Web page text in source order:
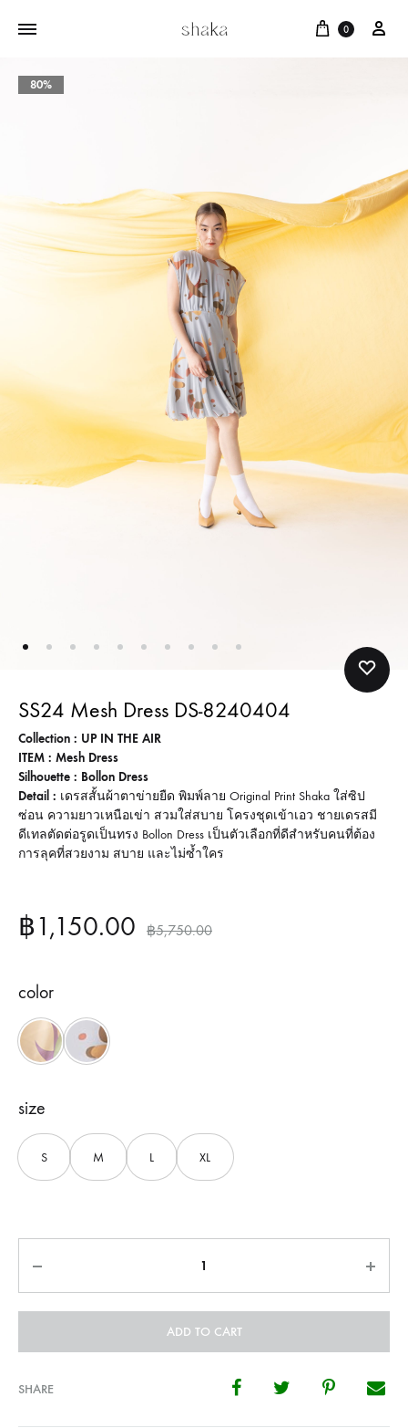
Cart
0
80%
SS24 Mesh Dress DS-8240404
Collection : UP IN THE AIR
ITEM : Mesh Dress
Silhouette : Bollon Dress
Detail : เดรสสั้นผ้าตาข่ายยืด พิมพ์ลาย Original Print Shaka ใส่ซิป
ซ่อน ความยาวเหนือเข่า สวมใส่สบาย โครงชุดเข้าเอว ชายเดรสมี
ดีเทลตัดต่อรูดเป็นทรง Bollon Dress เป็นตัวเลือกที่ดีสำหรับคนที่ต้อง
การลุคที่สวยงาม สบาย และไม่ซ้ำใคร
฿1,150.00 ฿5,750.00
color
Cream Grey
size
S M L XL
ADD TO CART
SHARE